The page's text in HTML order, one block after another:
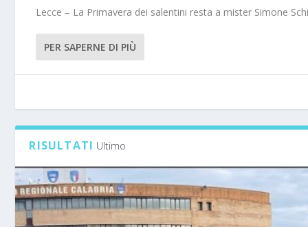
Lecce – La Primavera dei salentini resta a mister Simone
PER SAPERNE DI PIÙ
RISULTATI Ultimo